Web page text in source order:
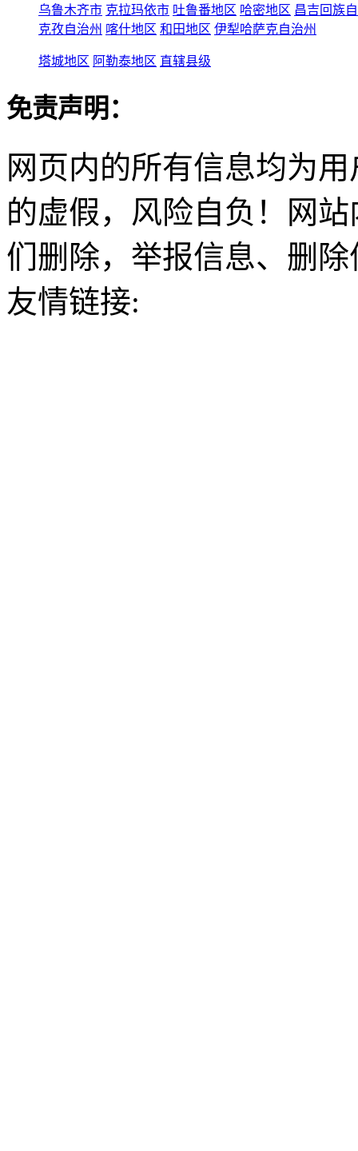
乌鲁木齐市 克拉玛依市 吐鲁番地区 哈密地区 昌吉回族
克孜自治州 喀什地区 和田地区 伊犁哈萨克自治州
塔城地区 阿勒泰地区 直辖县级
免责声明：
网页内的所有信息均为
的虚假，风险自负！网
们删除，举报信息、删
友情链接: